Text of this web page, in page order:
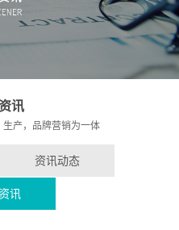
讯
产，品牌营销为一体
资讯动态
讯